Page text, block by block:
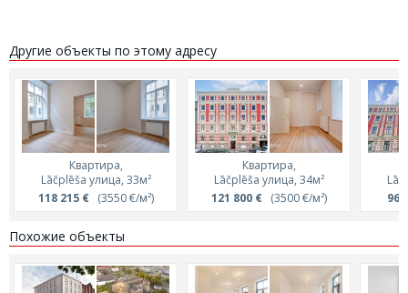
Другие объекты по этому адресу
Квартира,
Lāčplēša улица, 33м²
118 215 €(3550 €/м²)
Квартира,
Lāčplēša улица, 34м²
121 800 €(3500 €/м²)
96
Похожие объекты